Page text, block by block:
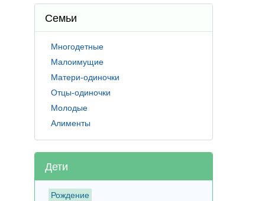
Семьи
Многодетные
Малоимущие
Матери-одиночки
Отцы-одиночки
Молодые
Алименты
Дети
Рождение